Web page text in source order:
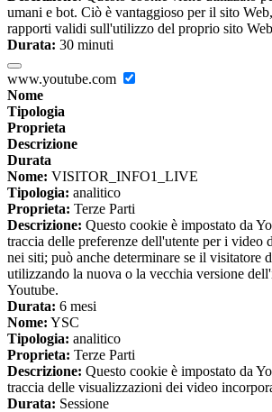
umani e bot. Ciò è vantaggioso per il sito
rapporti validi sull'utilizzo del proprio sito
Durata: 30 minuti
www.youtube.com
Nome
Tipologia
Proprieta
Descrizione
Durata
Nome: VISITOR_INFO1_LIVE
Tipologia: analitico
Proprieta: Terze Parti
Descrizione: Questo cookie è impostato da
traccia delle preferenze dell'utente per i video
nei siti; può anche determinare se il visitatore
utilizzando la nuova o la vecchia versione
Youtube.
Durata: 6 mesi
Nome: YSC
Tipologia: analitico
Proprieta: Terze Parti
Descrizione: Questo cookie è impostato da
traccia delle visualizzazioni dei video
Durata: Sessione